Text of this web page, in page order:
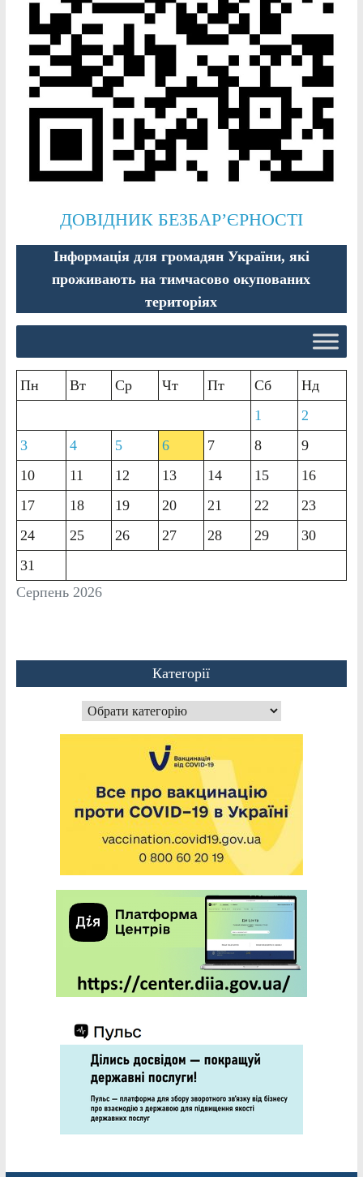
ДОВІДНИК БЕЗБАР’ЄРНОСТІ
Інформація для громадян України, які
проживають на тимчасово окупованих
територіях
Серпень 2026
Пн Вт Ср Чт Пт Сб
Нд
1
2
3
4 5 6 7 8
9
10
11 12 13 14 15
16
17
18 19 20 21 22
23
24
25 26 27 28 29
30
31
Категорії
Категорії